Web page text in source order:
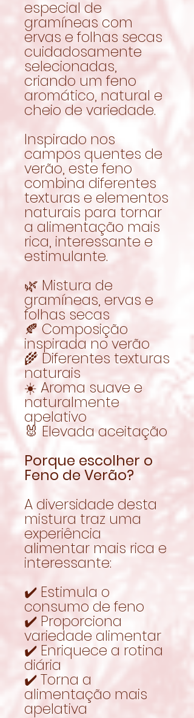
especial de
gramíneas com
ervas e folhas secas
cuidadosamente
selecionadas,
criando um feno
aromático, natural e
cheio de variedade.
Inspirado nos
campos quentes de
verão, este feno
combina diferentes
texturas e elementos
naturais para tornar
a alimentação mais
rica, interessante e
estimulante.
🌿 Mistura de
gramíneas, ervas e
folhas secas
🍂 Composição
inspirada no verão
🌾 Diferentes texturas
naturais
☀️ Aroma suave e
naturalmente
apelativo
🐰 Elevada aceitação
Porque escolher o
Feno de Verão?
A diversidade desta
mistura traz uma
experiência
alimentar mais rica e
interessante:
✔️ Estimula o
consumo de feno
✔️ Proporciona
variedade alimentar
✔️ Enriquece a rotina
diária
✔️ Torna a
alimentação mais
apelativa